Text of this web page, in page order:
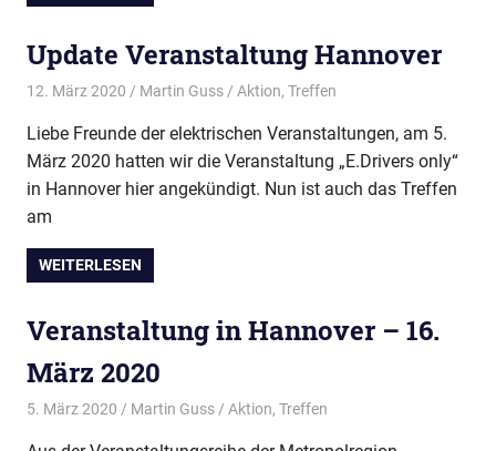
Update Veranstaltung Hannover
12. März 2020 Martin Guss Aktion, Treffen
Liebe Freunde der elektrischen Veranstaltungen, am 5.
März 2020 hatten wir die Veranstaltung „E.Drivers only“
in Hannover hier angekündigt. Nun ist auch das Treffen
am
WEITERLESEN
Veranstaltung in Hannover – 16.
März 2020
5. März 2020 Martin Guss Aktion, Treffen